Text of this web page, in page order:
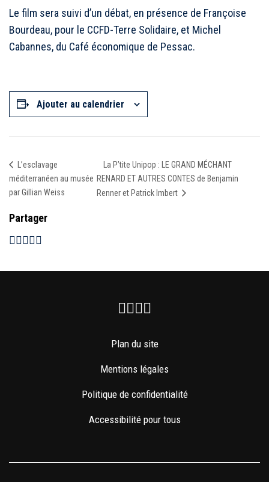
Le film sera suivi d’un débat, en présence de Françoise
Bourdeau, pour le CCFD-Terre Solidaire, et Michel
Cabannes, du Café économique de Pessac.
Ajouter au calendrier
L’esclavage
méditerranéen au musée
par Gillian Weiss
La P’tite Unipop : LE GRAND MÉCHANT
RENARD ET AUTRES CONTES de Benjamin
Renner et Patrick Imbert
Partager
Facebook
Instagram
Youtube
Plan du site
Mentions légales
Politique de confidentialité
Accessibilité pour tous